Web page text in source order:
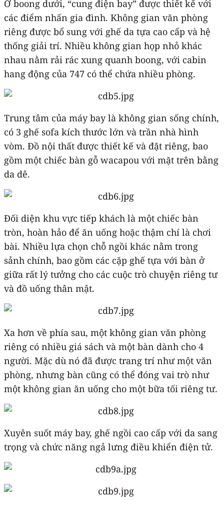
Ở boong dưới, “cung điện bay” được thiết kế với
các điểm nhấn gia đình. Không gian văn phòng
riêng được bổ sung với ghế da tựa cao cấp và hệ
thống giải trí. Nhiều không gian họp nhỏ khác
nhau nằm rải rác xung quanh boong, với cabin
hang động của 747 có thể chứa nhiều phòng.
Trung tâm của máy bay là không gian sống chính,
có 3 ghế sofa kích thước lớn và trần nhà hình
vòm. Đồ nội thất được thiết kế và đặt riêng, bao
gồm một chiếc bàn gỗ wacapou với mặt trên bằng
da dê.
Đối diện khu vực tiếp khách là một chiếc bàn
tròn, hoàn hảo để ăn uống hoặc thậm chí là chơi
bài. Nhiều lựa chọn chỗ ngồi khác nằm trong
sảnh chính, bao gồm các cặp ghế tựa với bàn ở
giữa rất lý tưởng cho các cuộc trò chuyện riêng tư
và đồ uống thân mật.
Xa hơn về phía sau, một không gian văn phòng
riêng có nhiều giá sách và một bàn dành cho 4
người. Mặc dù nó đã được trang trí như một văn
phòng, nhưng bàn cũng có thể đóng vai trò như
một không gian ăn uống cho một bữa tối riêng tư.
Xuyên suốt máy bay, ghế ngồi cao cấp với da sang
trọng và chức năng ngả lưng điều khiển điện tử.